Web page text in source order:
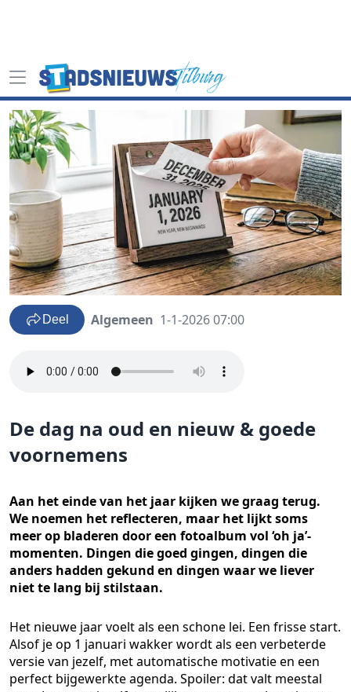
Deel Algemeen 1-1-2026 07:00
De dag na oud en nieuw & goede
voornemens
Aan het einde van het jaar kijken we graag terug.
We noemen het reflecteren, maar het lijkt soms
meer op bladeren door een fotoalbum vol ‘oh ja’-
momenten. Dingen die goed gingen, dingen die
anders hadden gekund en dingen waar we liever
niet te lang bij stilstaan.
Het nieuwe jaar voelt als een schone lei. Een frisse start.
Alsof je op 1 januari wakker wordt als een verbeterde
versie van jezelf, met automatische motivatie en een
perfect bijgewerkte agenda. Spoiler: dat valt meestal